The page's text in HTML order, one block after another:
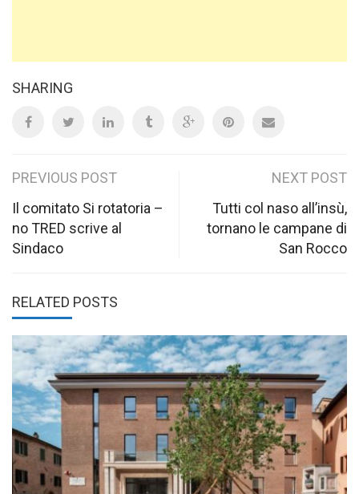
SHARING
Post
navigation
PREVIOUS POST
Il comitato Si rotatoria –
no TRED scrive al
Sindaco
NEXT POST
Tutti col naso all’insù,
tornano le campane di
San Rocco
RELATED POSTS